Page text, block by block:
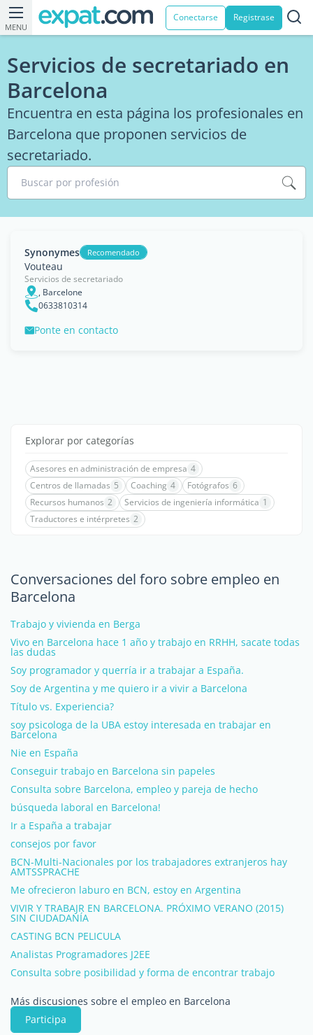
MENU
Conectarse Registrase
Servicios de secretariado en
Barcelona
Encuentra en esta página los profesionales en
Barcelona que proponen servicios de
secretariado.
Buscar por profesión
Synonymes Recomendado
Vouteau
Servicios de secretariado
, Barcelone
0633810314
Ponte en contacto
Explorar por categorías
Asesores en administración de empresa 4
Centros de llamadas 5 Coaching 4 Fotógrafos 6
Recursos humanos 2 Servicios de ingeniería informática 1
Traductores e intérpretes 2
Conversaciones del foro sobre empleo en
Barcelona
Trabajo y vivienda en Berga
Vivo en Barcelona hace 1 año y trabajo en RRHH, sacate todas
las dudas
Soy programador y querría ir a trabajar a España.
Soy de Argentina y me quiero ir a vivir a Barcelona
Título vs. Experiencia?
soy psicologa de la UBA estoy interesada en trabajar en
Barcelona
Nie en España
Conseguir trabajo en Barcelona sin papeles
Consulta sobre Barcelona, empleo y pareja de hecho
búsqueda laboral en Barcelona!
Ir a España a trabajar
consejos por favor
BCN-Multi-Nacionales por los trabajadores extranjeros hay
AMTSSPRACHE
Me ofrecieron laburo en BCN, estoy en Argentina
VIVIR Y TRABAJR EN BARCELONA. PRÓXIMO VERANO (2015)
SIN CIUDADANÍA
CASTING BCN PELICULA
Analistas Programadores J2EE
Consulta sobre posibilidad y forma de encontrar trabajo
Más discusiones sobre el empleo en Barcelona
Participa